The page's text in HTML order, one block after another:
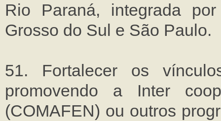
Rio Paraná, integrada
Grosso do Sul e São Paulo.
51. Fortalecer os
promovendo a Inter
(COMAFEN) ou outros